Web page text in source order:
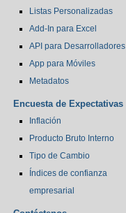
Listas Personalizadas
Add-In para Excel
API para Desarrolladores
App para Móviles
Metadatos
Encuesta de Expectativas
Inflación
Producto Bruto Interno
Tipo de Cambio
Índices de confianza
empresarial